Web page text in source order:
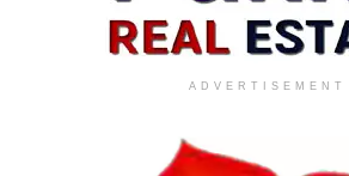
ADVERTISEMENT